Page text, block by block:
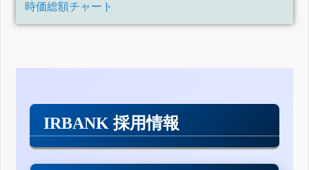
時価総額チャート
IRBANK 採用情報